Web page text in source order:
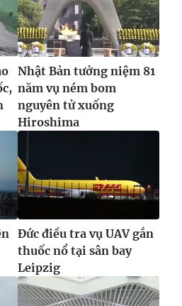
897 897
thức nếu không có sự chấp
VTV.vn khi phát hành lại
Nhật Bản tưởng niệm 81
năm vụ ném bom
nguyên tử xuống
Hiroshima
Đức điều tra vụ UAV gắn
thuốc nổ tại sân bay
Leipzig